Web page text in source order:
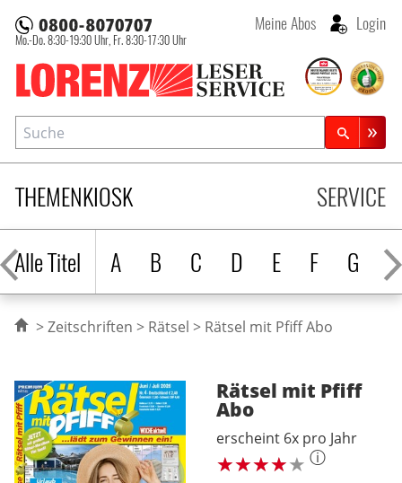
Lorenz Leserservice
Mo.-Do. 8:30-19:30 Uhr, Fr. 8:30-17:30 Uhr
Meine Abos Login
THEMENKIOSK
Alle Titel
A B C D E F G H
SERVICE
Suche
Zeitschriftensuche
Zeitschriften Rätsel Rätsel mit Pfiff Abo
Rätsel mit Pfiff
Abo
erscheint 6x pro Jahr
ⓘ